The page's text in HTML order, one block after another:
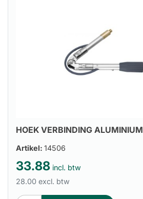
HOEK VERBINDING ALUMINIUM
Artikel: 14506
33.88 incl. btw
28.00 excl. btw